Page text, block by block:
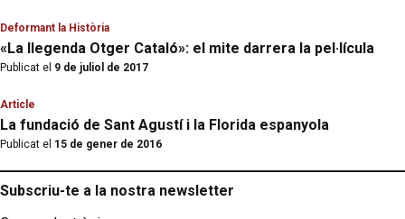
Deformant la Història
«La llegenda Otger Cataló»: el mite darrera la pel·lícula
Publicat el 9 de juliol de 2017
Article
La fundació de Sant Agustí i la Florida espanyola
Publicat el 15 de gener de 2016
Subscriu-te a la nostra newsletter